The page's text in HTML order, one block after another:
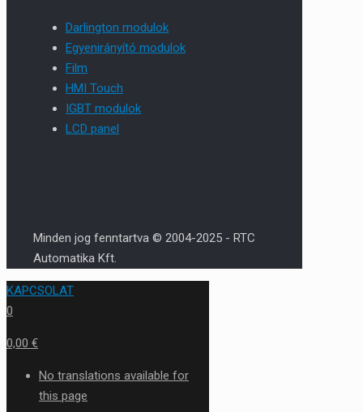
Darlington modulok
Egyenirányító modulok
Film
HMI Touch
IGBT modulok
LCD panel
Minden jog fenntartva © 2004-2025 - RTC
Automatika Kft.
KAPCSOLAT
0
0,00 €
No translations available for
this page